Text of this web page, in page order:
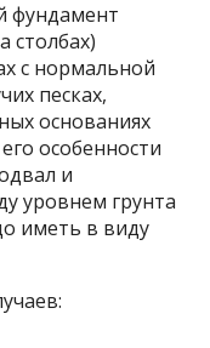
фундамент
столбах)
с нормальной
песках,
основаниях
особенности
и
уровнем грунта
иметь в виду